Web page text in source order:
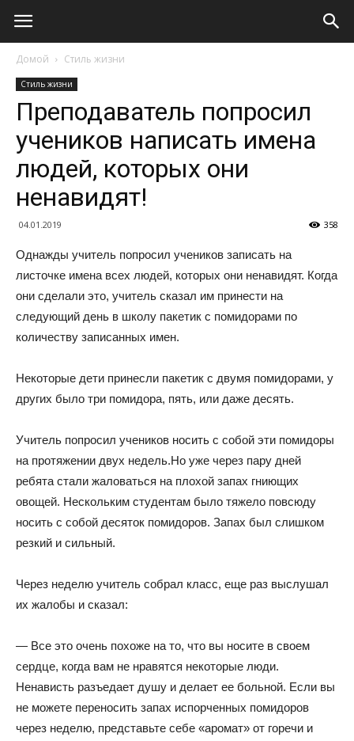
Домой Стиль жизни
Стиль жизни
Преподаватель попросил
учеников написать имена
людей, которых они
ненавидят!
04.01.2019 358
Однажды учитель попросил учеников записать на
листочке имена всех людей, которых они ненавидят. Когда
они сделали это, учитель сказал им принести на
следующий день в школу пакетик с помидорами по
количеству записанных имен.
Некоторые дети принесли пакетик с двумя помидорами, у
других было три помидора, пять, или даже десять.
Учитель попросил учеников носить с собой эти помидоры
на протяжении двух недель.Но уже через пару дней
ребята стали жаловаться на плохой запах гниющих
овощей. Нескольким студентам было тяжело повсюду
носить с собой десяток помидоров. Запах был слишком
резкий и сильный.
Через неделю учитель собрал класс, еще раз выслушал
их жалобы и сказал:
— Все это очень похоже на то, что вы носите в своем
сердце, когда вам не нравятся некоторые люди.
Ненависть разъедает душу и делает ее больной. Если вы
не можете переносить запах испорченных помидоров
через неделю, представьте себе «аромат» от горечи и